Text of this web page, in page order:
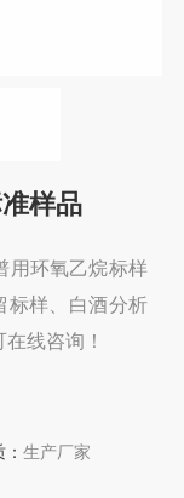
样品
用环氧乙烷标样
标样、白酒分析
线咨询！
生产厂家